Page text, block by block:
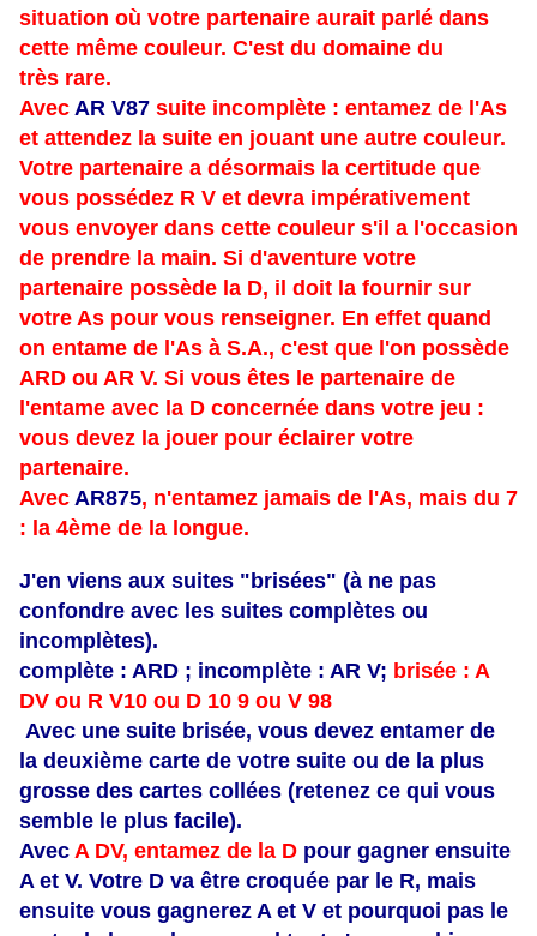
situation où votre partenaire aurait parlé dans
cette même couleur. C'est du domaine du
très rare.
Avec AR V87 suite incomplète : entamez de l'As
et attendez la suite en jouant une autre couleur.
Votre partenaire a désormais la certitude que
vous possédez R V et devra impérativement
vous envoyer dans cette couleur s'il a l'occasion
de prendre la main. Si d'aventure votre
partenaire possède la D, il doit la fournir sur
votre As pour vous renseigner. En effet quand
on entame de l'As à S.A., c'est que l'on possède
ARD ou AR V. Si vous êtes le partenaire de
l'entame avec la D concernée dans votre jeu :
vous devez la jouer pour éclairer votre
partenaire.
Avec AR875, n'entamez jamais de l'As, mais du 7
: la 4ème de la longue.
J'en viens aux suites "brisées" (à ne pas
confondre avec les suites complètes ou
incomplètes).
complète : ARD ; incomplète : AR V; brisée : A
DV ou R V10 ou D 10 9 ou V 98
Avec une suite brisée, vous devez entamer de
la deuxième carte de votre suite ou de la plus
grosse des cartes collées (retenez ce qui vous
semble le plus facile).
Avec A DV, entamez de la D pour gagner ensuite
A et V. Votre D va être croquée par le R, mais
ensuite vous gagnerez A et V et pourquoi pas le